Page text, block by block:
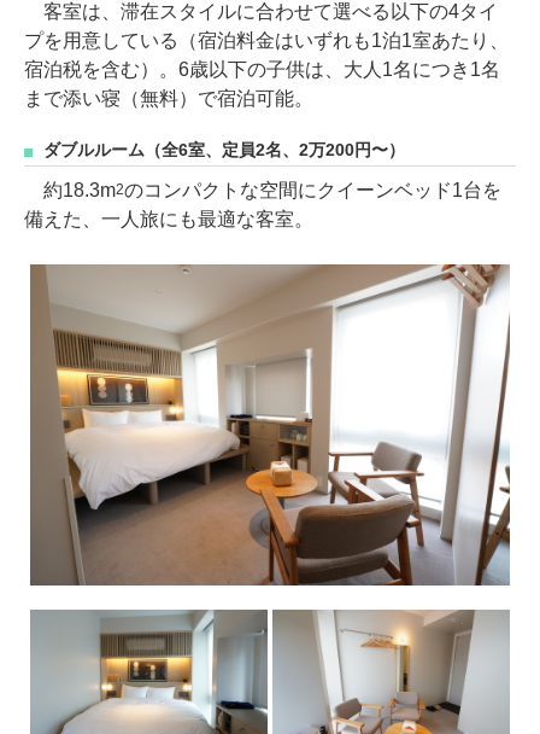
客室は、滞在スタイルに合わせて選べる以下の4タイ
プを用意している（宿泊料金はいずれも1泊1室あたり、
宿泊税を含む）。6歳以下の子供は、大人1名につき1名
まで添い寝（無料）で宿泊可能。
ダブルルーム（全6室、定員2名、2万200円〜）
約18.3m2のコンパクトな空間にクイーンベッド1台を
備えた、一人旅にも最適な客室。